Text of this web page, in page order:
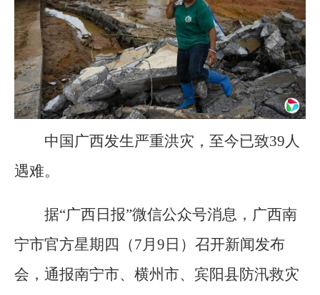
中国广西发生严重洪灾，至今已致39人
遇难。
据“广西日报”微信公众号消息，广西南
宁市官方星期四（7月9日）召开新闻发布
会，通报南宁市、横州市、宾阳县防汛救灾